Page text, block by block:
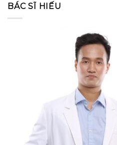
BÁC SĨ HIẾU